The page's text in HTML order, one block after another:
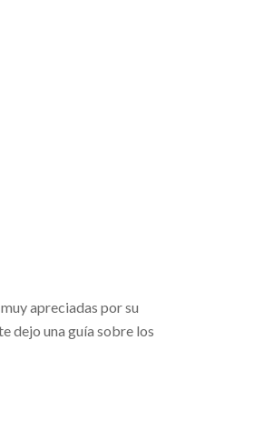
apreciadas por su
dejo una guía sobre los